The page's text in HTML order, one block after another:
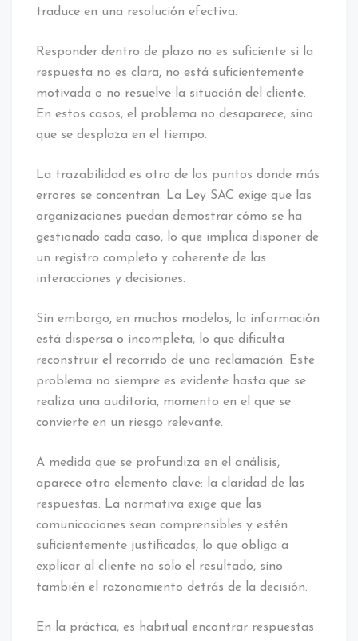
traduce en una resolución efectiva.
Responder dentro de plazo no es suficiente si la
respuesta no es clara, no está suficientemente
motivada o no resuelve la situación del cliente.
En estos casos, el problema no desaparece, sino
que se desplaza en el tiempo.
La trazabilidad es otro de los puntos donde más
errores se concentran. La Ley SAC exige que las
organizaciones puedan demostrar cómo se ha
gestionado cada caso, lo que implica disponer de
un registro completo y coherente de las
interacciones y decisiones.
Sin embargo, en muchos modelos, la información
está dispersa o incompleta, lo que dificulta
reconstruir el recorrido de una reclamación. Este
problema no siempre es evidente hasta que se
realiza una auditoría, momento en el que se
convierte en un riesgo relevante.
A medida que se profundiza en el análisis,
aparece otro elemento clave: la claridad de las
respuestas. La normativa exige que las
comunicaciones sean comprensibles y estén
suficientemente justificadas, lo que obliga a
explicar al cliente no solo el resultado, sino
también el razonamiento detrás de la decisión.
En la práctica, es habitual encontrar respuestas